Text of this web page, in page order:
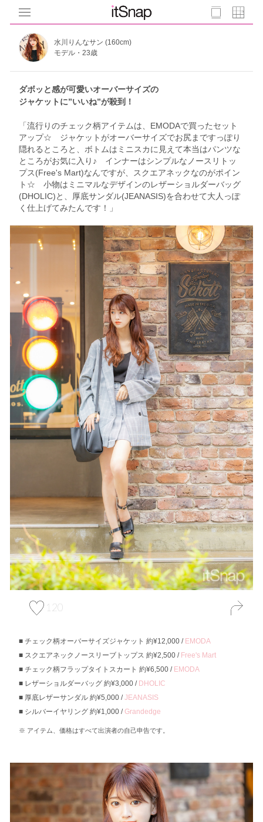
水川りんなサン (160cm)
モデル・23歳
ダボッと感が可愛いオーバーサイズの
ジャケットに”いいね”が殺到！
「流行りのチェック柄アイテムは、EMODAで買ったセット
アップ☆ ジャケットがオーバーサイズでお尻まですっぽり
隠れるところと、ボトムはミニスカに見えて本当はパンツな
ところがお気に入り♪ インナーはシンプルなノースリトッ
プス(Free's Mart)なんですが、スクエアネックなのがポイン
ト☆ 小物はミニマルなデザインのレザーショルダーバッグ
(DHOLIC)と、厚底サンダル(JEANASIS)を合わせて大人っぽ
く仕上げてみたんです！」
120
チェック柄オーバーサイズジャケット 約¥12,000 / EMODA
スクエアネックノースリーブトップス 約¥2,500 / Free's Mart
チェック柄フラップタイトスカート 約¥6,500 / EMODA
レザーショルダーバッグ 約¥3,000 / DHOLIC
厚底レザーサンダル 約¥5,000 /JEANASIS
シルバーイヤリング 約¥1,000 /Grandedge
アイテム、価格はすべて出演者の自己申告です。